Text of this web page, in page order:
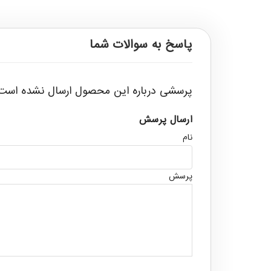
پاسخ به سوالات شما
پرسشی درباره این محصول ارسال نشده
ارسال پرسش
نام
پرسش